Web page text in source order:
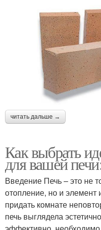
читать дальше →
Как выбрать
для вашей
Введение Печь – это не
отопление, но и элемент
придать комнате
печь выглядела